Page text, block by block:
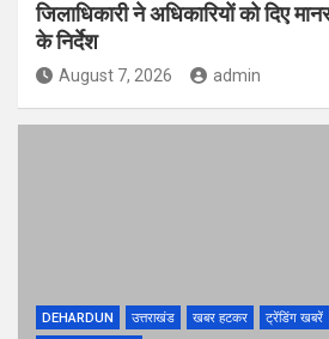
जिलाधिकारी ने अधिकारियों को दिए
के निर्देश
August 7, 2026 admin
DEHARDUN उत्तराखंड खबर हटकर ट्रेंडिंग खबरें